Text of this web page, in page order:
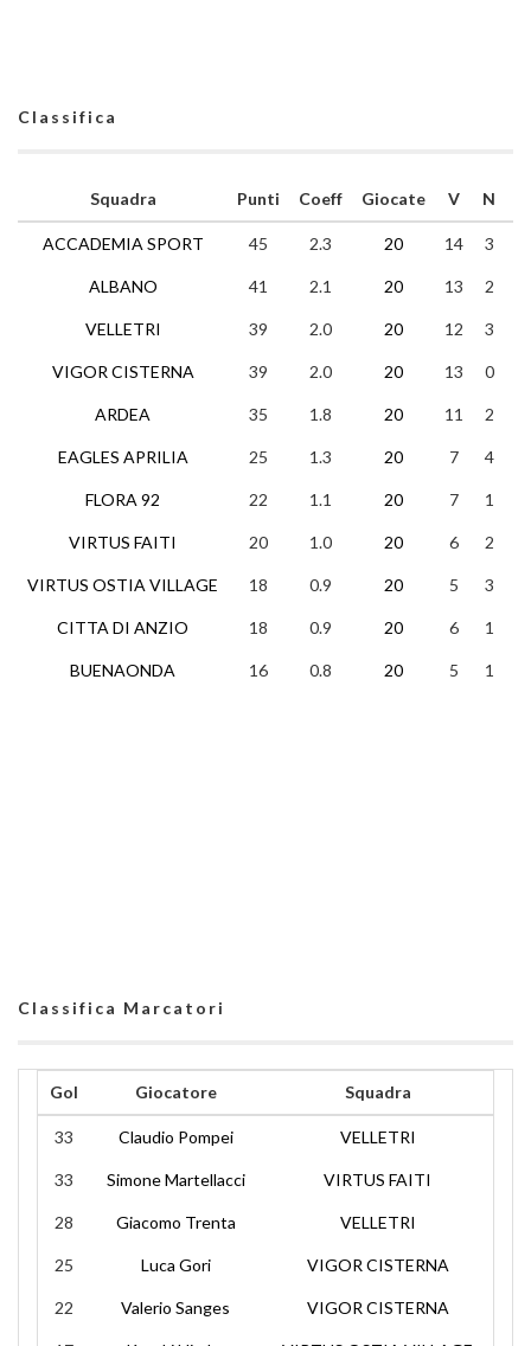
Classifica
Squadra
ACCADEMIA SPORT
ALBANO
VELLETRI
VIGOR CISTERNA
ARDEA
EAGLES APRILIA
FLORA 92
VIRTUS FAITI
VIRTUS OSTIA VILLAGE
CITTA DI ANZIO
BUENAONDA
Punti Coeff Giocate V N
45 2.3 20 14 3
41 2.1 20 13 2
39 2.0 20 12 3
39 2.0 20 13 0
35 1.8 20 11 2
25 1.3 20 7 4
22 1.1 20 7 1
20 1.0 20 6 2
18 0.9 20 5 3
18 0.9 20 6 1
16 0.8 20 5 1
Classifica Marcatori
Gol Giocatore Squadra
33 Claudio Pompei VELLETRI
33 Simone Martellacci VIRTUS FAITI
28 Giacomo Trenta VELLETRI
25 Luca Gori VIGOR CISTERNA
22 Valerio Sanges VIGOR CISTERNA